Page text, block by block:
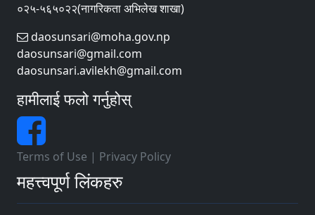
०२५-५६५०२२(नागरिकता अभिलेख शाखा)
daosunsari@moha.gov.np
daosunsari@gmail.com
daosunsari.avilekh@gmail.com
हामीलाई फलो गर्नुहोस्
Terms of Use | Privacy Policy
महत्त्वपूर्ण लिंकहरु